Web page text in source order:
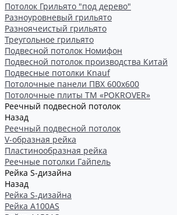
Потолок Грильято "под дерево"
Разноуровневый грильято
Разноячеистый грильято
Треугольное грильято
Подвесной потолок Номифон
Подвесной потолок производства Китай
Подвесные потолки Knauf
Потолочные панели ПВХ 600х600
Потолочные плиты ТМ «POKROVER»
Реечный подвесной потолок
Назад
Реечный подвесной потолок
V-образная рейка
Пластинообразная рейка
Реечные потолки Гайпель
Рейка S-дизайна
Назад
Рейка S-дизайна
Рейка А100АS